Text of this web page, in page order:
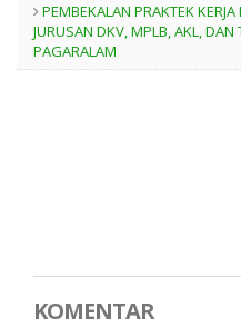
PEMBEKALAN PRAKTEK
JURUSAN DKV, MPLB, AKL,
PAGARALAM
KOMENTAR